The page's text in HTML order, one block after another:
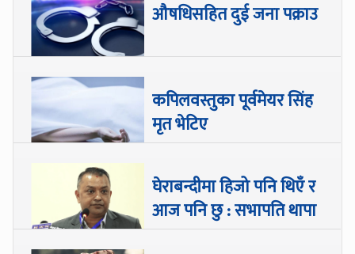
औषधिसहित दुई जना पक्राउ
कपिलवस्तुका पूर्वमेयर सिंह
मृत भेटिए
घेराबन्दीमा हिजो पनि थिएँ र
आज पनि छु : सभापति थापा